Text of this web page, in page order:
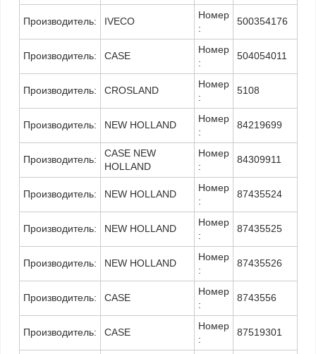
Производитель: IVECO
Номер
:
500354176
Производитель: CASE
Номер
:
504054011
Производитель: CROSLAND
Номер
:
5108
Производитель: NEW HOLLAND
Номер
:
84219699
Производитель:
CASE NEW
HOLLAND
Номер
:
84309911
Производитель: NEW HOLLAND
Номер
:
87435524
Производитель: NEW HOLLAND
Номер
:
87435525
Производитель: NEW HOLLAND
Номер
:
87435526
Производитель: CASE
Номер
:
8743556
Производитель: CASE
Номер
:
87519301